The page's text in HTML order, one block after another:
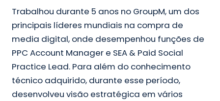
Trabalhou durante 5 anos no GroupM, um dos
principais líderes mundiais na compra de
media digital, onde desempenhou funções de
PPC Account Manager e SEA & Paid Social
Practice Lead. Para além do conhecimento
técnico adquirido, durante esse período,
desenvolveu visão estratégica em vários